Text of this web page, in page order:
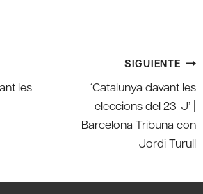
les
SIGUIENTE
‘Catalunya davant les
eleccions del 23-J’ |
Barcelona Tribuna con
Jordi Turull